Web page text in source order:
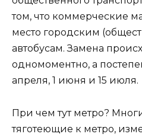
том, что коммерческие
место городским
автобусам. Замена
одномоментно, а
апреля, 1 июня и 15 июля.
При чем тут метро?
тяготеющие к метро,